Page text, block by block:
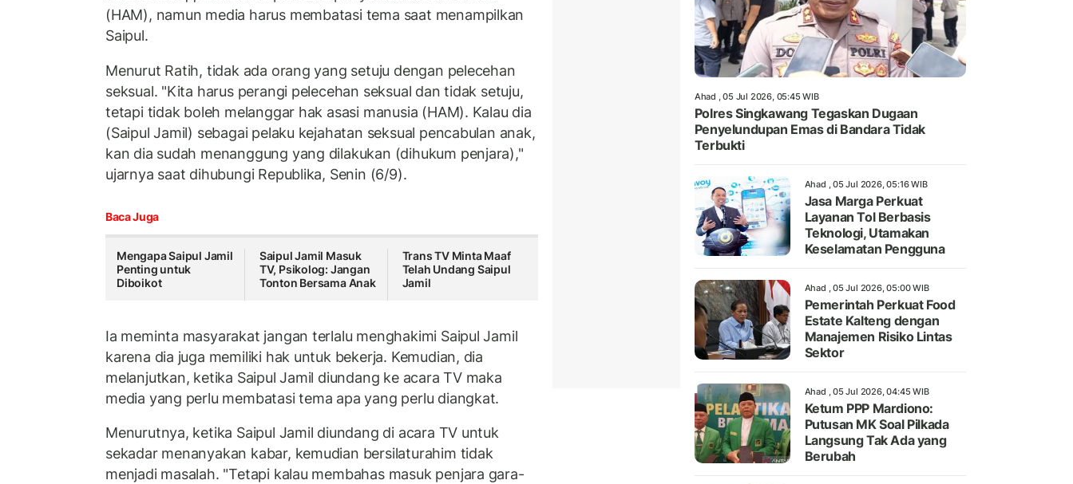
(HAM), namun media harus membatasi tema saat menampilkan
Saipul.
Menurut Ratih, tidak ada orang yang setuju dengan pelecehan
seksual. "Kita harus perangi pelecehan seksual dan tidak setuju,
tetapi tidak boleh melanggar hak asasi manusia (HAM). Kalau dia
(Saipul Jamil) sebagai pelaku kejahatan seksual pencabulan anak,
kan dia sudah menanggung yang dilakukan (dihukum penjara),"
ujarnya saat dihubungi Republika, Senin (6/9).
Baca Juga
Mengapa Saipul Jamil
Penting untuk
Diboikot
Saipul Jamil Masuk
TV, Psikolog: Jangan
Tonton Bersama Anak
Trans TV Minta Maaf
Telah Undang Saipul
Jamil
Ia meminta masyarakat jangan terlalu menghakimi Saipul Jamil
karena dia juga memiliki hak untuk bekerja. Kemudian, dia
melanjutkan, ketika Saipul Jamil diundang ke acara TV maka
media yang perlu membatasi tema apa yang perlu diangkat.
Menurutnya, ketika Saipul Jamil diundang di acara TV untuk
sekadar menanyakan kabar, kemudian bersilaturahim tidak
menjadi masalah. "Tetapi kalau membahas masuk penjara gara-
Ahad , 05 Jul 2026, 05:45 WIB
Polres Singkawang Tegaskan Dugaan
Penyelundupan Emas di Bandara Tidak
Terbukti
Ahad , 05 Jul 2026, 05:16 WIB
Jasa Marga Perkuat
Layanan Tol Berbasis
Teknologi, Utamakan
Keselamatan Pengguna
Ahad , 05 Jul 2026, 05:00 WIB
Pemerintah Perkuat Food
Estate Kalteng dengan
Manajemen Risiko Lintas
Sektor
Ahad , 05 Jul 2026, 04:45 WIB
Ketum PPP Mardiono:
Putusan MK Soal Pilkada
Langsung Tak Ada yang
Berubah